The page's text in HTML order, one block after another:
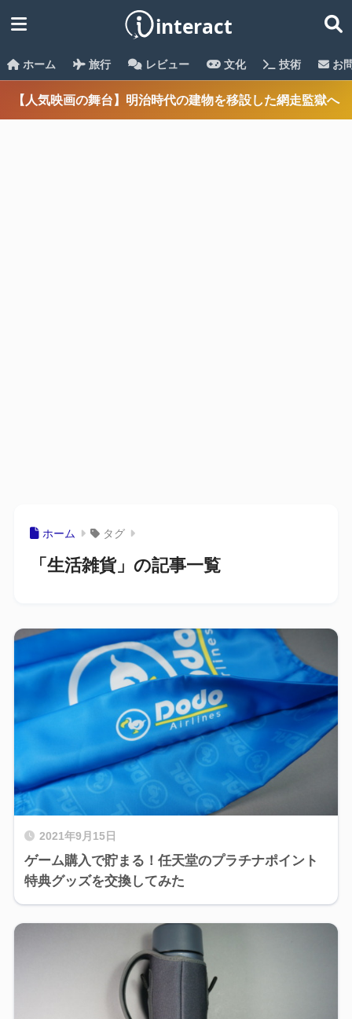
ホーム 旅行 レビュー 文化 技術 お
【人気映画の舞台】明治時代の建物を移設した網走監獄へ
ホーム タグ
「生活雑貨」の記事一覧
2021年9月15日
ゲーム購入で貯まる！任天堂のプラチナポイント
特典グッズを交換してみた